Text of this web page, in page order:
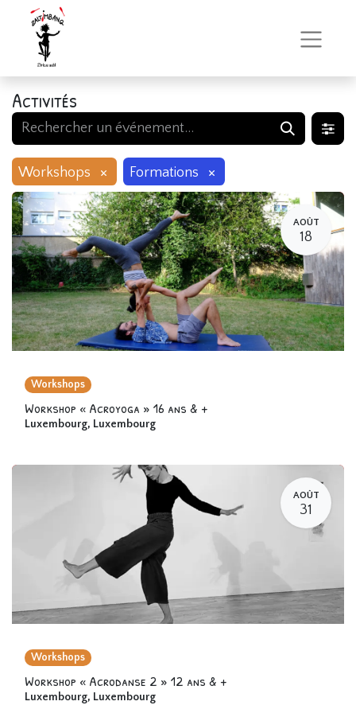
Activités
Workshops × Formations ×
AOÛT
18
Workshops
Workshop « Acroyoga » 16 ans & +
Luxembourg, Luxembourg
AOÛT
31
Workshops
Workshop « Acrodanse 2 » 12 ans & +
Luxembourg, Luxembourg